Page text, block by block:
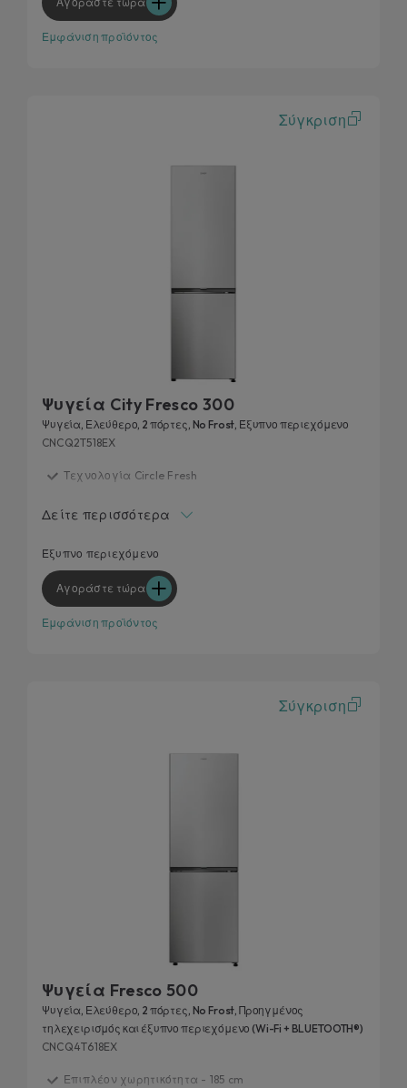
Εμφάνιση προϊόντος
Σύγκριση
Ψυγεία City Fresco 300
Ψυγεία, Ελεύθερο, 2 πόρτες, No Frost, Έξυπνο περιεχόμενο
CNCQ2T518EX
Τεχνολογία Circle Fresh
Επιπλέον χωρητικότητα - πλάτος 55 cm
Προσαρμογή σχεδίασης κουζίνας
Καινοτόμο περιεχόμενο μέσω της εφαρμογής hOn
Δείτε περισσότερα
Έξυπνο περιεχόμενο
Αγοράστε τώρα
Εμφάνιση προϊόντος
Σύγκριση
Ψυγεία Fresco 500
Ψυγεία, Ελεύθερο, 2 πόρτες, No Frost, Προηγμένος
τηλεχειρισμός και έξυπνο περιεχόμενο (Wi-Fi + BLUETOOTH®)
CNCQ4T618EX
Επιπλέον χωρητικότητα - 185 cm